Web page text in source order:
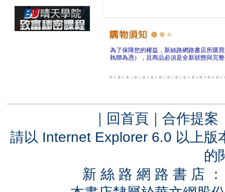
為了保障您的權益，新絲路網路書店所購
執聯為憑），且商品必須是全新狀態與完
｜ 回首頁 ｜ 合作提案
請以 Internet Explorer 6.0 以上
的
新 絲 路 網 路 書 店